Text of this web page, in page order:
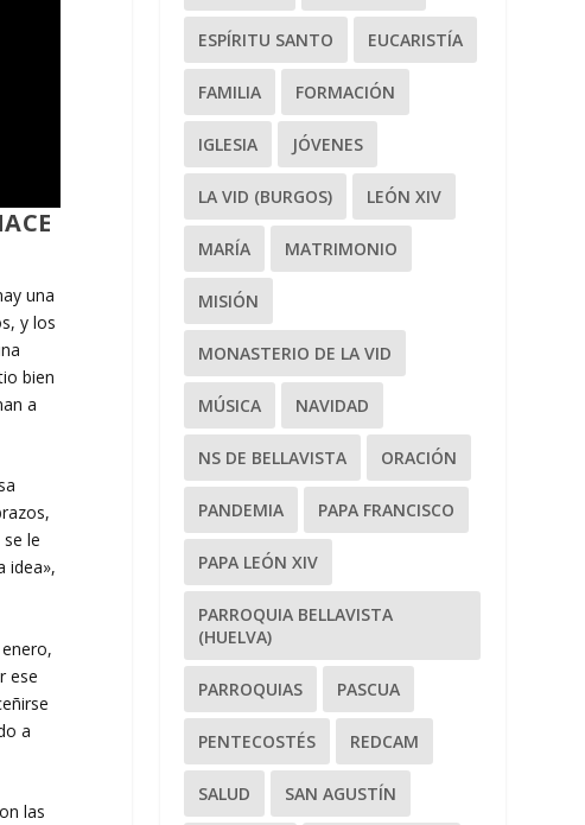
una
y los
bien
a
le
idea»,
ese
a
las
ESPÍRITU SANTO EUCARISTÍA
FAMILIA FORMACIÓN
IGLESIA JÓVENES
LA VID (BURGOS) LEÓN XIV
MARÍA MATRIMONIO
MISIÓN
MONASTERIO DE LA VID
MÚSICA NAVIDAD
NS DE BELLAVISTA ORACIÓN
PANDEMIA PAPA FRANCISCO
PAPA LEÓN XIV
PARROQUIA BELLAVISTA
(HUELVA)
PARROQUIAS PASCUA
PENTECOSTÉS REDCAM
SALUD SAN AGUSTÍN